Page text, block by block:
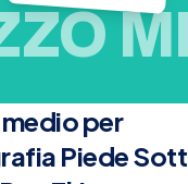
per
Piede